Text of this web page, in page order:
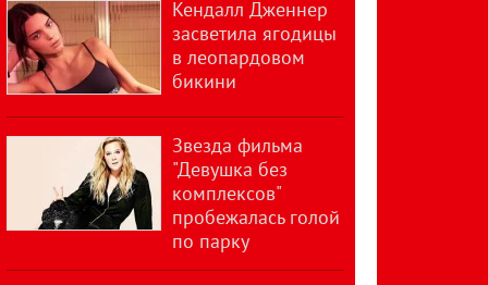
Кендалл Дженнер
засветила ягодицы
в леопардовом
бикини
Звезда фильма
"Девушка без
комплексов"
пробежалась голой
по парку